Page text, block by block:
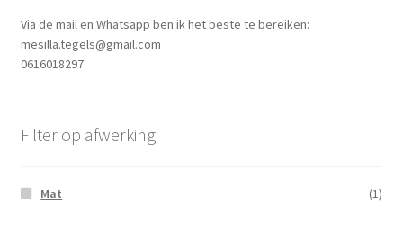
Via de mail en Whatsapp ben ik het beste te bereiken:
mesilla.tegels@gmail.com
0616018297
Filter op afwerking
Mat (1)